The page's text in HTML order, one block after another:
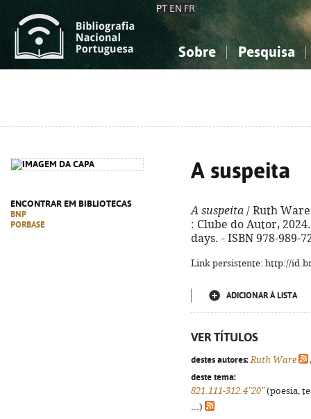
PT EN FR
Sobre Pesquisa
ENCONTRAR EM BIBLIOTECAS
BNP
PORBASE
A suspeita
A suspeita / Ruth
: Clube do Autor,
days. - ISBN 978-989-
Link persistente: http://
ADICIONAR À LISTA
VER TÍTULOS
destes autores: Ruth Ware
deste tema:
821.111-312.4"20"(poesia,
...)